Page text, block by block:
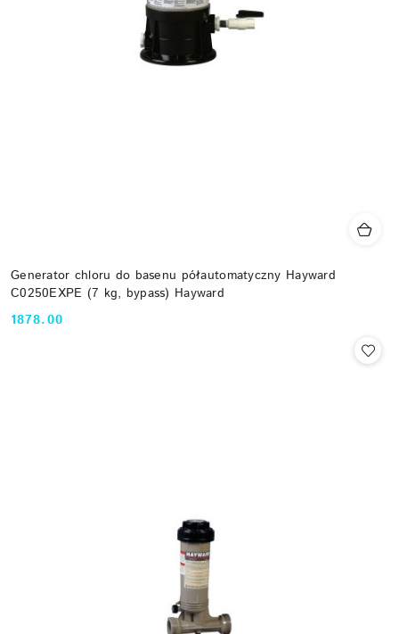
Generator chloru do basenu półautomatyczny Hayward
C0250EXPE (7 kg, bypass) Hayward
Cena:
1878.00